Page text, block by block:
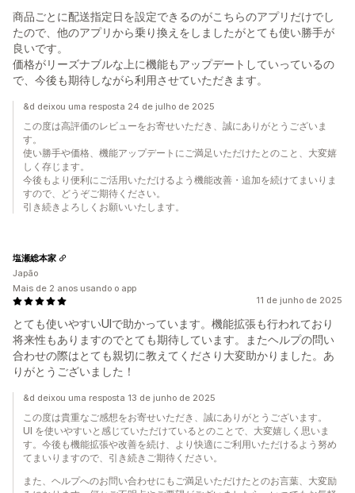
商品ごとに配送指定日を設定できるのがこちらのアプリだけでし
たので、他のアプリから乗り換えをしましたがとても使い勝手が
良いです。
価格がリーズナブルな上に機能もアップデートしていっているの
で、今後も期待しながら利用させていただきます。
&d deixou uma resposta 24 de julho de 2025
この度は高評価のレビューをお寄せいただき、誠にありがとうございま
す。
使い勝手や価格、機能アップデートにご満足いただけたとのこと、大変嬉
しく存じます。
今後もより便利にご活用いただけるよう機能改善・追加を続けてまいりま
すので、どうぞご期待ください。
引き続きよろしくお願いいたします。
11 de junho de 2025
とても使いやすいUIで助かっています。機能拡張も行われており
将来性もありますのでとても期待しています。またヘルプの問い
合わせの際はとても親切に教えてくださり大変助かりました。あ
りがとうございました！
塩瀬総本家
Japão
Mais de 2 anos usando o app
&d deixou uma resposta 13 de junho de 2025
この度は貴重なご感想をお寄せいただき、誠にありがとうございます。
UI を使いやすいと感じていただけているとのことで、大変嬉しく思いま
す。今後も機能拡張や改善を続け、より快適にご利用いただけるよう努め
てまいりますので、引き続きご期待ください。
また、ヘルプへのお問い合わせにもご満足いただけたとのお言葉、大変励